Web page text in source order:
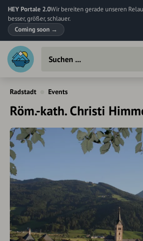
HEY Portale 2.0Wir bereiten gerade unseren
besser, größer, schlauer.
Coming soon →
Radstadt Events
Röm.-kath. Christi